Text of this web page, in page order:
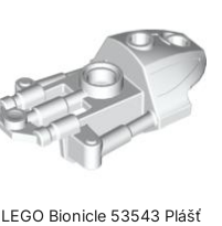
LEGO Bionicle 53543 Plášť